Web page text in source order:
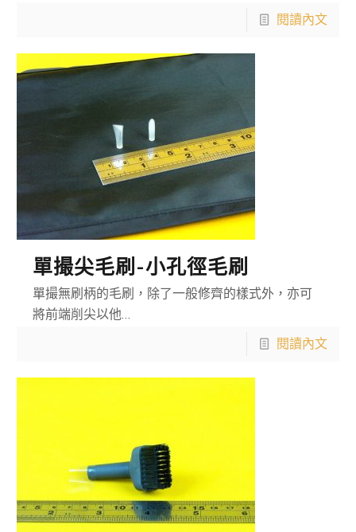
閱讀內文
單撮尖毛刷-小孔徑毛刷
單撮無刷柄的毛刷，除了一般修齊的樣式外，亦可
將前端削尖以他…
閱讀內文